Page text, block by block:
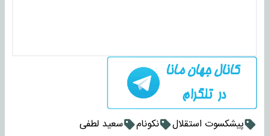
پیشکسوت استقلال نکونام سعید لطفی